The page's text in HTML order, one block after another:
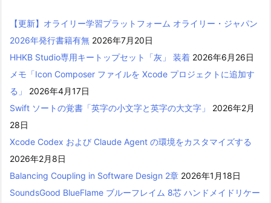
【更新】オライリー学習プラットフォーム オライリー・ジャパン
2026年発行書籍有無 2026年7月20日
HHKB Studio専用キートップセット「灰」 装着 2026年6月26日
メモ「Icon Composer ファイルを Xcode プロジェクトに追加す
る」
2026年4月17日
Swift ソートの覚書「英字の小文字と英字の大文字」
2026年2月
28日
Xcode Codex および Claude Agent の環境をカスタマイズする
2026年2月8日
Balancing Coupling in Software Design 2章 2026年1月18日
SoundsGood BlueFlame ブルーフレイム 8芯 ハンドメイドリケー